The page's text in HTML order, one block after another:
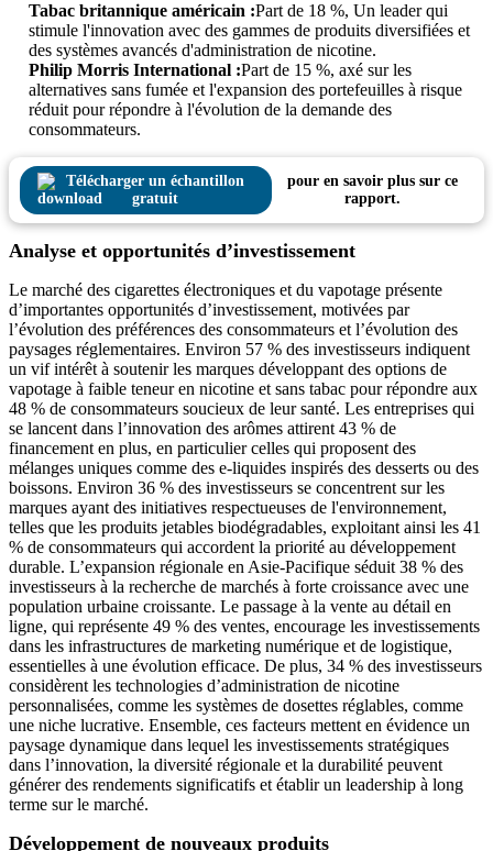
Tabac britannique américain :Part de 18 %, Un leader qui
stimule l'innovation avec des gammes de produits diversifiées et
des systèmes avancés d'administration de nicotine.
Philip Morris International :Part de 15 %, axé sur les
alternatives sans fumée et l'expansion des portefeuilles à risque
réduit pour répondre à l'évolution de la demande des
consommateurs.
Télécharger un échantillon
gratuit
pour en savoir plus sur ce
rapport.
Analyse et opportunités d’investissement
Le marché des cigarettes électroniques et du vapotage présente
d’importantes opportunités d’investissement, motivées par
l’évolution des préférences des consommateurs et l’évolution des
paysages réglementaires. Environ 57 % des investisseurs indiquent
un vif intérêt à soutenir les marques développant des options de
vapotage à faible teneur en nicotine et sans tabac pour répondre aux
48 % de consommateurs soucieux de leur santé. Les entreprises qui
se lancent dans l’innovation des arômes attirent 43 % de
financement en plus, en particulier celles qui proposent des
mélanges uniques comme des e-liquides inspirés des desserts ou des
boissons. Environ 36 % des investisseurs se concentrent sur les
marques ayant des initiatives respectueuses de l'environnement,
telles que les produits jetables biodégradables, exploitant ainsi les 41
% de consommateurs qui accordent la priorité au développement
durable. L’expansion régionale en Asie-Pacifique séduit 38 % des
investisseurs à la recherche de marchés à forte croissance avec une
population urbaine croissante. Le passage à la vente au détail en
ligne, qui représente 49 % des ventes, encourage les investissements
dans les infrastructures de marketing numérique et de logistique,
essentielles à une évolution efficace. De plus, 34 % des investisseurs
considèrent les technologies d’administration de nicotine
personnalisées, comme les systèmes de dosettes réglables, comme
une niche lucrative. Ensemble, ces facteurs mettent en évidence un
paysage dynamique dans lequel les investissements stratégiques
dans l’innovation, la diversité régionale et la durabilité peuvent
générer des rendements significatifs et établir un leadership à long
terme sur le marché.
Développement de nouveaux produits